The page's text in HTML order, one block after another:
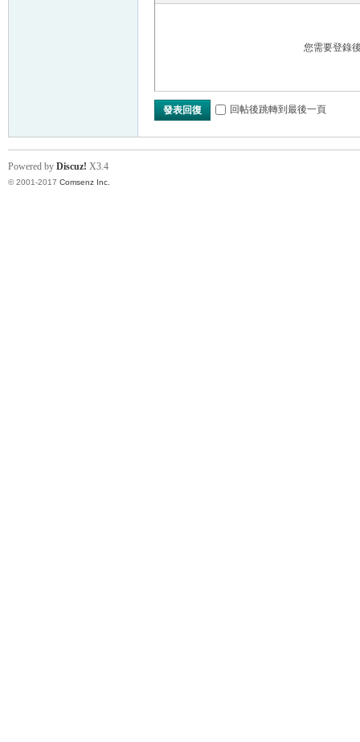
您需要登錄
發表回復 回帖後跳轉到最後一頁
Powered by Discuz! X3.4
© 2001-2017 Comsenz Inc.